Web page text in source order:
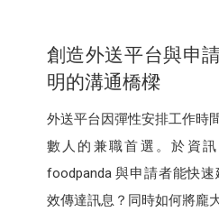
創造外送平台與申
明的溝通橋樑
外送平台因彈性安排工作時
數人的兼職首選。於資
foodpanda 與申請者能快
效傳達訊息？同時如何將龐